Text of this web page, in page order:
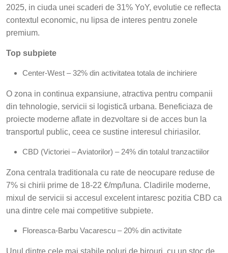
2025, in ciuda unei scaderi de 31% YoY, evolutie ce reflecta
contextul economic, nu lipsa de interes pentru zonele
premium.
Top subpiete
Center-West – 32% din activitatea totala de inchiriere
O zona in continua expansiune, atractiva pentru companii
din tehnologie, servicii si logistică urbana. Beneficiaza de
proiecte moderne aflate in dezvoltare si de acces bun la
transportul public, ceea ce sustine interesul chiriasilor.
CBD (Victoriei – Aviatorilor) – 24% din totalul tranzactiilor
Zona centrala traditionala cu rate de neocupare reduse de
7% si chirii prime de 18-22 €/mp/luna. Cladirile moderne,
mixul de servicii si accesul excelent intaresc pozitia CBD ca
una dintre cele mai competitive subpiete.
Floreasca-Barbu Vacarescu – 20% din activitate